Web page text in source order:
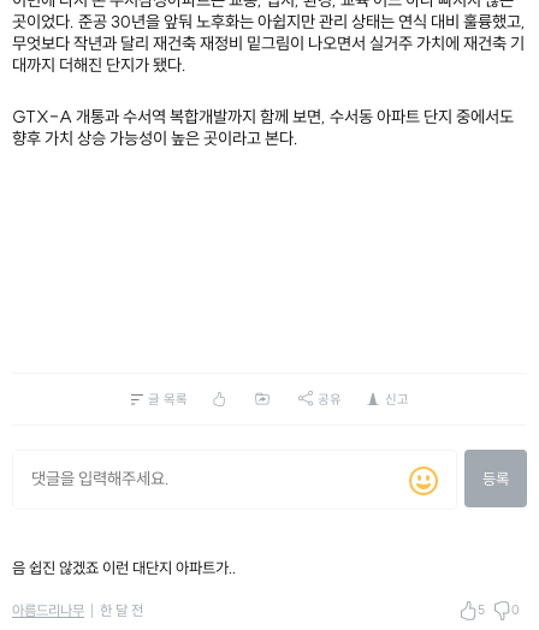
곳이었다. 준공 30년을 앞둬 노후화는 아쉽지만 관리 상태는 연식 대비 훌륭했고,
무엇보다 작년과 달리 재건축 재정비 밑그림이 나오면서 실거주 가치에 재건축 기
대까지 더해진 단지가 됐다.
GTX-A 개통과 수서역 복합개발까지 함께 보면, 수서동 아파트 단지 중에서도
향후 가치 상승 가능성이 높은 곳이라고 본다.
글 목록 공유 신고
등록
음 쉽진 않겠죠 이런 대단지 아파트가..
아름드리나무 한 달 전 5 0